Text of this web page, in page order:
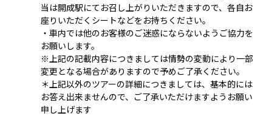
当は開成駅にてお召し上がりいただきますので、各自お
座りいただくシートなどをお持ちください。
・車内では他のお客様のご迷惑にならないようご協力を
お願いします。
※上記の記載内容につきましては情勢の変動により一部
変更となる場合がありますので予めご了承ください。
＊上記以外のツアーの詳細につきましては、基本的には
お答え出来ませんので、ご了承いただけますようお願い
申し上げます